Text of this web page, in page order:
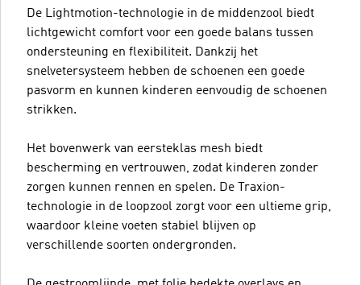
De Lightmotion-technologie in de middenzool biedt
lichtgewicht comfort voor een goede balans tussen
ondersteuning en flexibiliteit. Dankzij het
snelvetersysteem hebben de schoenen een goede
pasvorm en kunnen kinderen eenvoudig de schoenen
strikken.
Het bovenwerk van eersteklas mesh biedt
bescherming en vertrouwen, zodat kinderen zonder
zorgen kunnen rennen en spelen. De Traxion-
technologie in de loopzool zorgt voor een ultieme grip,
waardoor kleine voeten stabiel blijven op
verschillende soorten ondergronden.